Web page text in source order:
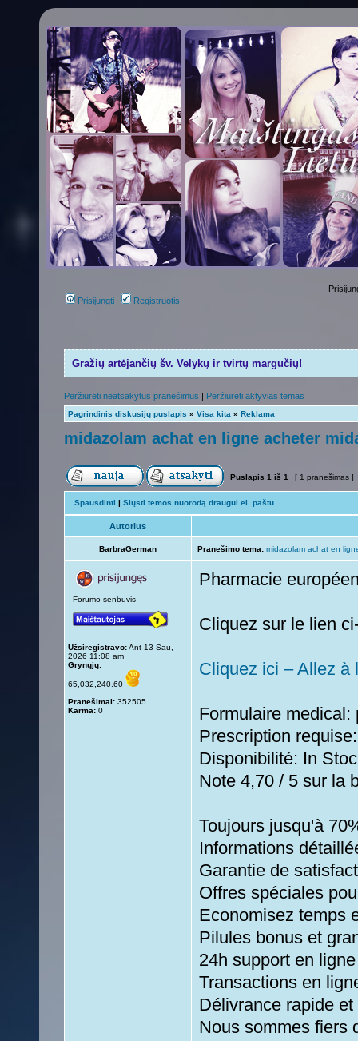
Prisijungti Registruotis
Gražių artėjančių šv. Velykų ir tvirtų margučių!
Peržiūrėti neatsakytus pranešimus | Peržiūrėti aktyvias temas
Pagrindinis diskusijų puslapis » Visa kita » Reklama
midazolam achat en ligne acheter
Puslapis 1 iš 1 [ 1 pranešimas ]
Spausdinti | Siųsti temos nuorodą draugui el. paštu
Autorius
BarbraGerman Pranešimo tema: midazolam achat en
Forumo senbuvis
Užsiregistravo:Ant 13 Sau,
2026 11:08 am
Grynųjų:
65,032,240.60
Pranešimai: 352505
Karma: 0
Pharmacie
Cliquez sur le lien
Cliquez ici – Allez à
Formulaire medical:
Prescription
Disponibilité: In
Note 4,70 / 5 sur la
Toujours jusqu'à
Informations
Garantie de
Offres spéciales
Economisez temps
Pilules bonus et
24h support en ligne
Transactions en
Délivrance rapide
Nous sommes fiers